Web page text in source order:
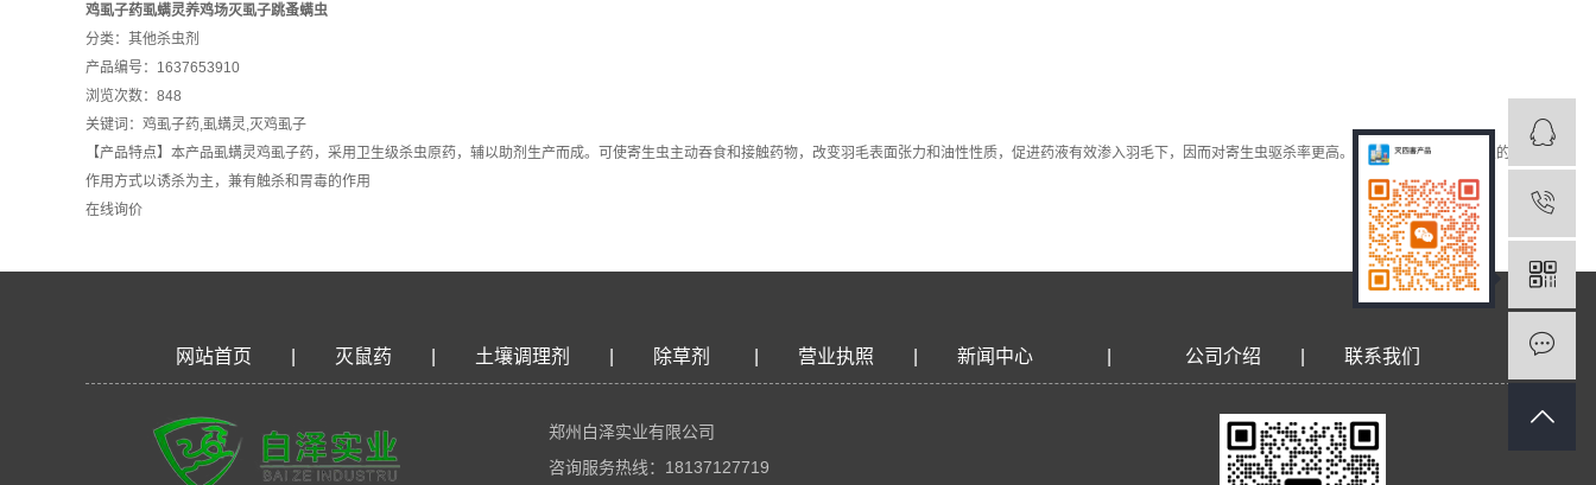
鸡虱子药虱螨灵养鸡场灭虱子跳蚤螨虫
分类： 其他杀虫剂
产品编号：1637653910
浏览次数：848
关键词： 鸡虱子药,虱螨灵,灭鸡虱子
【产品特点】本产品虱螨灵鸡虱子药，采用卫生级杀虫原药，辅以助剂生产而成。可使寄生虫主动吞食和接触药物，改变羽毛表面张力和油性性质，促进药液有效渗入羽毛下，因而对寄生虫驱杀率更高。【药理作用】对寄生虫的
作用方式以诱杀为主，兼有触杀和胃毒的作用
在线询价
网站首页 灭鼠药 土壤调理剂 除草剂 营业执照 新闻中心 公司介绍 联系我们
郑州白泽实业有限公司
咨询服务热线：18137127719